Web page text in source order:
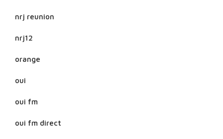
nrj reunion
nrj12
orange
oui
oui fm
oui fm direct